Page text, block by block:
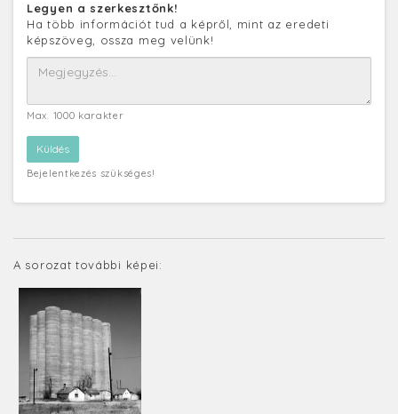
Legyen a szerkesztőnk!
Ha több információt tud a képről, mint az eredeti
képszöveg, ossza meg velünk!
Max. 1000 karakter
Bejelentkezés szükséges!
A sorozat további képei: